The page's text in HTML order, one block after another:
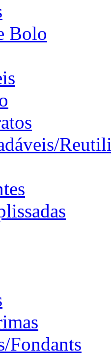
Bolo
Fondants